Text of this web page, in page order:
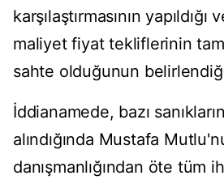
karşılaştırmasının yapıldığı
maliyet fiyat tekliflerinin
sahte olduğunun
İddianamede, bazı
alındığında Mustafa
danışmanlığından öte tüm